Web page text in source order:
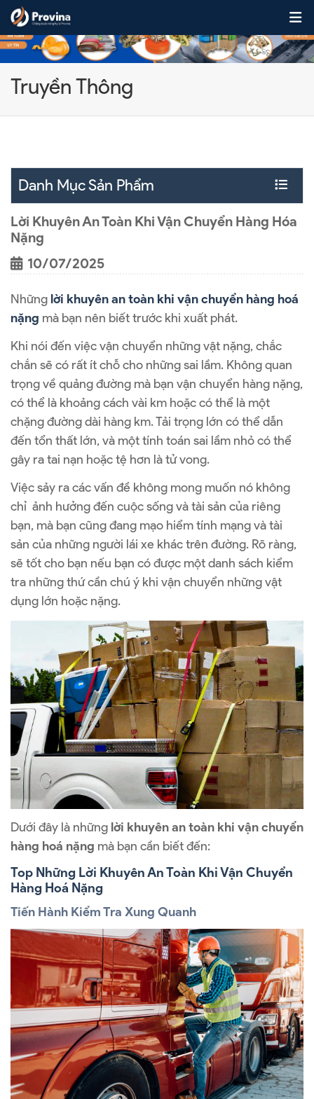
Skip to content
Truyền Thông
Danh Mục Sản Phẩm
Lời Khuyên An Toàn Khi Vận Chuyển Hàng Hóa
Nặng
10/07/2025
Những lời khuyên an toàn khi vận chuyển hàng hoá
nặng mà bạn nên biết trước khi xuất phát.
Khi nói đến việc vận chuyển những vật nặng, chắc
chắn sẽ có rất ít chỗ cho những sai lầm. Không quan
trọng về quảng đường mà bạn vận chuyển hàng nặng,
có thể là khoảng cách vài km hoặc có thể là một
chặng đường dài hàng km. Tải trọng lớn có thể dẫn
đến tổn thất lớn, và một tính toán sai lầm nhỏ có thể
gây ra tai nạn hoặc tệ hơn là tử vong.
Việc sảy ra các vấn đề không mong muốn nó không
chỉ ảnh hưởng đến cuộc sống và tài sản của riêng
bạn, mà bạn cũng đang mạo hiểm tính mạng và tài
sản của những người lái xe khác trên đường. Rõ ràng,
sẽ tốt cho bạn nếu bạn có được một danh sách kiểm
tra những thứ cần chú ý khi vận chuyển những vật
dụng lớn hoặc nặng.
Dưới đây là những lời khuyên an toàn khi vận chuyển
hàng hoá nặng mà bạn cần biết đến:
Top Những Lời Khuyên An Toàn Khi Vận Chuyển
Hàng Hoá Nặng
Tiến Hành Kiểm Tra Xung Quanh